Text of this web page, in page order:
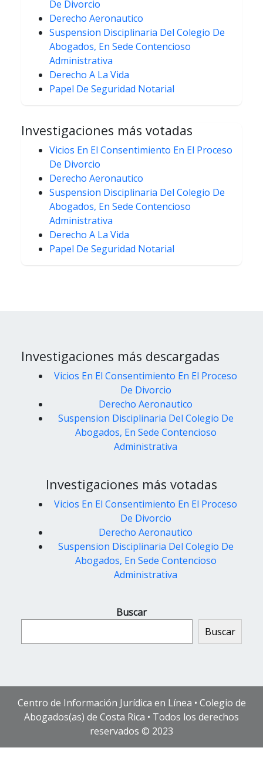
De Divorcio
Derecho Aeronautico
Suspension Disciplinaria Del Colegio De
Abogados, En Sede Contencioso
Administrativa
Derecho A La Vida
Papel De Seguridad Notarial
Investigaciones más votadas
Vicios En El Consentimiento En El Proceso
De Divorcio
Derecho Aeronautico
Suspension Disciplinaria Del Colegio De
Abogados, En Sede Contencioso
Administrativa
Derecho A La Vida
Papel De Seguridad Notarial
Investigaciones más descargadas
Vicios En El Consentimiento En El Proceso
De Divorcio
Derecho Aeronautico
Suspension Disciplinaria Del Colegio De
Abogados, En Sede Contencioso
Administrativa
Investigaciones más votadas
Vicios En El Consentimiento En El Proceso
De Divorcio
Derecho Aeronautico
Suspension Disciplinaria Del Colegio De
Abogados, En Sede Contencioso
Administrativa
Buscar
Buscar
Centro de Información Jurídica en Línea • Colegio de
Abogados(as) de Costa Rica • Todos los derechos
reservados © 2023